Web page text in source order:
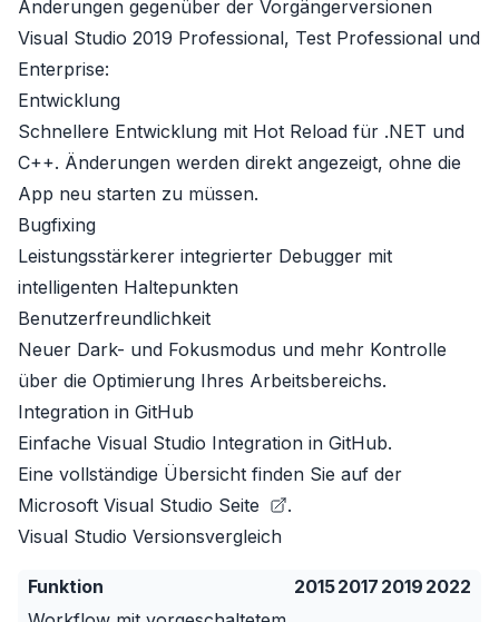
Änderungen gegenüber der Vorgängerversionen
Visual Studio 2019 Professional, Test Professional und
Enterprise:
Entwicklung
Schnellere Entwicklung mit Hot Reload für .NET und
C++. Änderungen werden direkt angezeigt, ohne die
App neu starten zu müssen.
Bugfixing
Leistungsstärkerer integrierter Debugger mit
intelligenten Haltepunkten
Benutzerfreundlichkeit
Neuer Dark- und Fokusmodus und mehr Kontrolle
über die Optimierung Ihres Arbeitsbereichs.
Integration in GitHub
Einfache Visual Studio Integration in GitHub.
Eine vollständige Übersicht finden Sie auf der
Microsoft Visual Studio Seite
.
Visual Studio Versionsvergleich
Funktion 20152017 2019 2022